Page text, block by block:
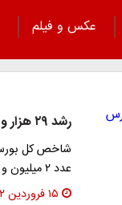
عکس و فیلم
رشد ۲۹ هزار واحدی شاخص بورس
عدد ۲ میلیون و ۱۱۹ هزار واحد رسید.
۱۵ فروردین ۱۴۰۲